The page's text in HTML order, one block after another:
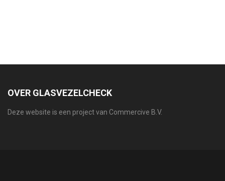
OVER GLASVEZELCHECK
Deze website is een project van Commercive B.V.